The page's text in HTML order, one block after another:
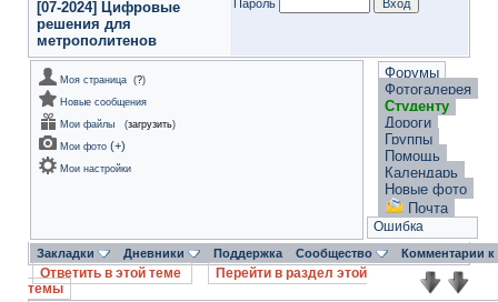
[07-2024] Цифровые
решения для
метрополитенов
Пароль
Моя страница (?)
Новые сообщения
Мои файлы
(загрузить)
Мои фото (+)
Мои настройки
Форумы
Фотогалерея
Студенту
Дороги
Группы
Помощь
Календарь
Новые фото
Почта
Ошибка
Закладки Дневники Поддержка Сообщество Комментарии
Ответить в этой теме
Перейти в раздел этой
темы